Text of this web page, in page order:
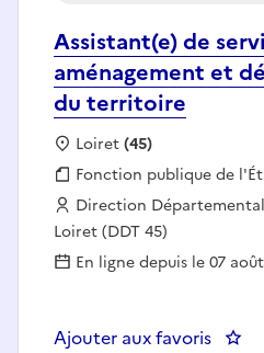
Assistant(e) de
aménagement et
du territoire
Localisation :
Loiret(45)
Fonction publique :
Fonction publique de
Employeur :
Direction
Loiret (DDT 45)
En ligne depuis le 07
Ajouter aux favoris :